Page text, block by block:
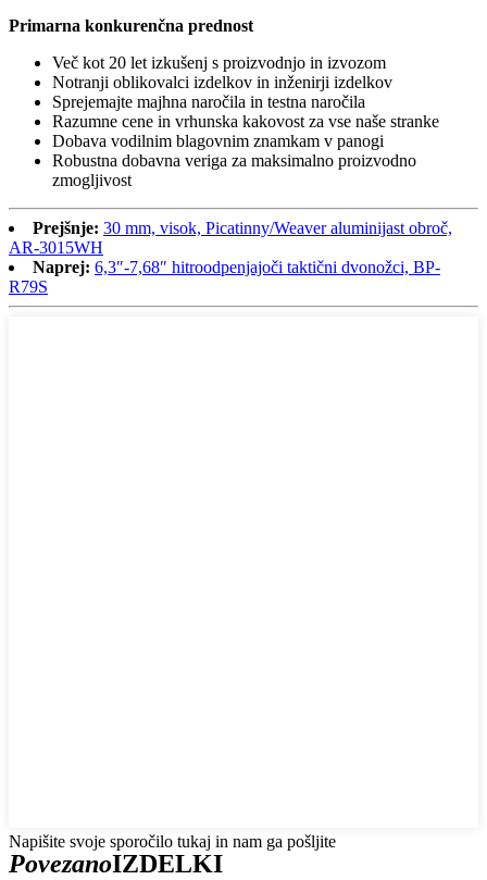
Primarna konkurenčna prednost
Več kot 20 let izkušenj s proizvodnjo in izvozom
Notranji oblikovalci izdelkov in inženirji izdelkov
Sprejemajte majhna naročila in testna naročila
Razumne cene in vrhunska kakovost za vse naše stranke
Dobava vodilnim blagovnim znamkam v panogi
Robustna dobavna veriga za maksimalno proizvodno
zmogljivost
Prejšnje: 30 mm, visok, Picatinny/Weaver aluminijast obroč,
AR-3015WH
Naprej: 6,3″-7,68″ hitroodpenjajoči taktični dvonožci, BP-
R79S
Napišite svoje sporočilo tukaj in nam ga pošljite
PovezanoIZDELKI